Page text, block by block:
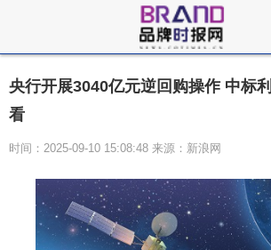
央行开展3040亿元逆回购操作 中标
看
时间：2025-09-10 15:08:48 来源：新浪网